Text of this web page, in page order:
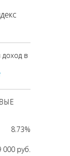
доход в
8.73%
000 руб.